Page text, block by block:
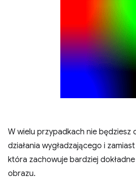
W wielu przypadkach nie będziesz
działania wygładzającego i
która zachowuje bardziej
obrazu.